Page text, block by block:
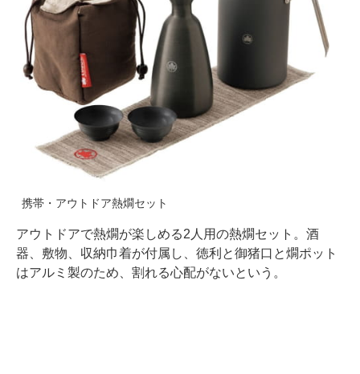
携帯・アウトドア熱燗セット
アウトドアで熱燗が楽しめる2人用の熱燗セット。酒
器、敷物、収納巾着が付属し、徳利と御猪口と燗ポット
はアルミ製のため、割れる心配がないという。